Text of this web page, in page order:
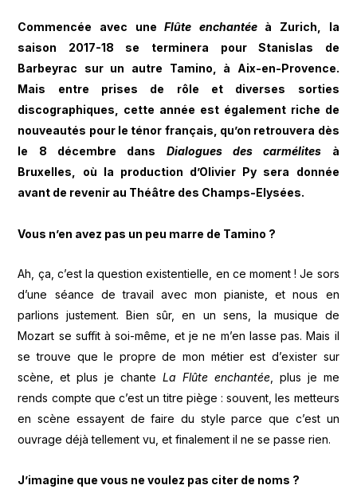
Commencée avec uneFlûte enchantéeà Zurich, la
saison 2017-18 se terminera pour Stanislas de
Barbeyrac sur un autre Tamino, à Aix-en-Provence.
Mais entre prises de rôle et diverses sorties
discographiques, cette année est également riche de
nouveautés pour le ténor français, qu’on retrouvera dès
le 8 décembre dans Dialogues des carmélites à
Bruxelles, où la production d’Olivier Py sera donnée
avant de revenir au Théâtre des Champs-Elysées.
Vous n’en avez pas un peu marre de Tamino ?
Ah, ça, c’est la question existentielle, en ce moment ! Je sors
d’une séance de travail avec mon pianiste, et nous en
parlions justement. Bien sûr, en un sens, la musique de
Mozart se suffit à soi-même, et je ne m’en lasse pas. Mais il
se trouve que le propre de mon métier est d’exister sur
scène, et plus je chante La Flûte enchantée, plus je me
rends compte que c’est un titre piège : souvent, les metteurs
en scène essayent de faire du style parce que c’est un
ouvrage déjà tellement vu, et finalement il ne se passe rien.
J’imagine que vous ne voulez pas citer de noms ?